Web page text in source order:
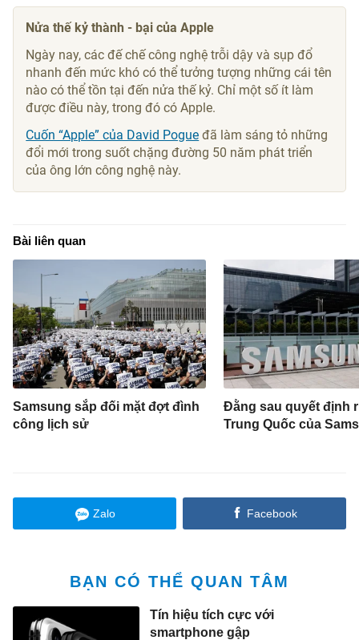
Nửa thế kỷ thành - bại của Apple
Ngày nay, các đế chế công nghệ trỗi dậy và sụp đổ
nhanh đến mức khó có thể tưởng tượng những cái tên
nào có thể tồn tại đến nửa thế kỷ. Chỉ một số ít làm
được điều này, trong đó có Apple.
Cuốn “Apple” của David Pogue đã làm sáng tỏ những
đổi mới trong suốt chặng đường 50 năm phát triển
của ông lớn công nghệ này.
Bài liên quan
Samsung sắp đối mặt đợt đình
công lịch sử
Đằng sau quyết định
Trung Quốc của
Zalo Facebook
BẠN CÓ THỂ QUAN TÂM
Tín hiệu tích cực với
smartphone gập